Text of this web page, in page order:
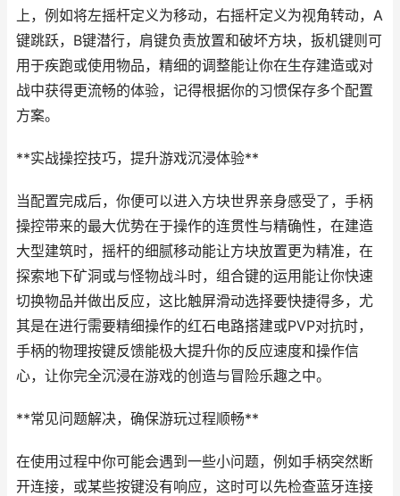
上，例如将左摇杆定义为移动，右摇杆定义为视角转动，A
键跳跃，B键潜行，肩键负责放置和破坏方块，扳机键则可
用于疾跑或使用物品，精细的调整能让你在生存建造或对
战中获得更流畅的体验，记得根据你的习惯保存多个配置
方案。
**实战操控技巧，提升游戏沉浸体验**
当配置完成后，你便可以进入方块世界亲身感受了，手柄
操控带来的最大优势在于操作的连贯性与精确性，在建造
大型建筑时，摇杆的细腻移动能让方块放置更为精准，在
探索地下矿洞或与怪物战斗时，组合键的运用能让你快速
切换物品并做出反应，这比触屏滑动选择要快捷得多，尤
其是在进行需要精细操作的红石电路搭建或PVP对抗时，
手柄的物理按键反馈能极大提升你的反应速度和操作信
心，让你完全沉浸在游戏的创造与冒险乐趣之中。
**常见问题解决，确保游玩过程顺畅**
在使用过程中你可能会遇到一些小问题，例如手柄突然断
开连接，或某些按键没有响应，这时可以先检查蓝牙连接